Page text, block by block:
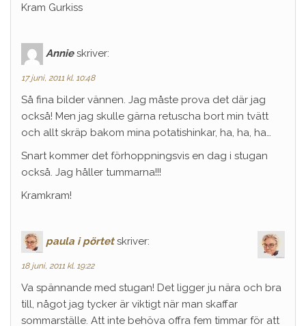
Kram Gurkiss
Annie skriver:
17 juni, 2011 kl. 10:48
Så fina bilder vännen. Jag måste prova det där jag
också! Men jag skulle gärna retuscha bort min tvätt
och allt skräp bakom mina potatishinkar, ha, ha, ha…
Snart kommer det förhoppningsvis en dag i stugan
också. Jag håller tummarna!!!
Kramkram!
paula i pörtet skriver:
18 juni, 2011 kl. 19:22
Va spännande med stugan! Det ligger ju nära och bra
till, något jag tycker är viktigt när man skaffar
sommarställe. Att inte behöva offra fem timmar för att